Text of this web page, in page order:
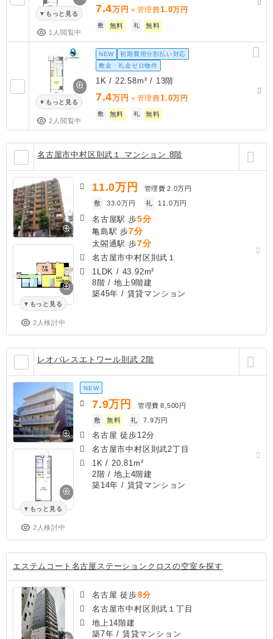
もっと見る
1人閲覧中
7.4万円 ＋管理費1.0万円
敷 無料 礼 無料
もっと見る
2人閲覧中
NEW
初期費用分割払い対応
敷金・礼金ゼロ物件
1K / 22.58m² / 13階
7.4万円 ＋管理費1.0万円
敷 無料 礼 無料
名古屋市中村区則武１ マンション 8階
もっと見る
2人検討中
11.0万円 管理費 2.0万円
敷
33.0万円 礼 11.0万円
名古屋駅 歩5分
亀島駅 歩7分
太閤通駅 歩7分
名古屋市中村区則武１
1LDK / 43.92m²
8階 / 地上9階建
築45年 / 賃貸マンション
レオパレスエトワール則武 2階
もっと見る
2人検討中
NEW
7.9万円 管理費 8,500円
敷
無料 礼 7.9万円
名古屋 徒歩12分
名古屋市中村区則武2丁目
1K / 20.81m²
2階 / 地上4階建
築14年 / 賃貸マンション
エステムコート名古屋ステーションクロスの空室を探す
名古屋 徒歩8分
名古屋市中村区則武１丁目
地上14階建
築7年 / 賃貸マンション